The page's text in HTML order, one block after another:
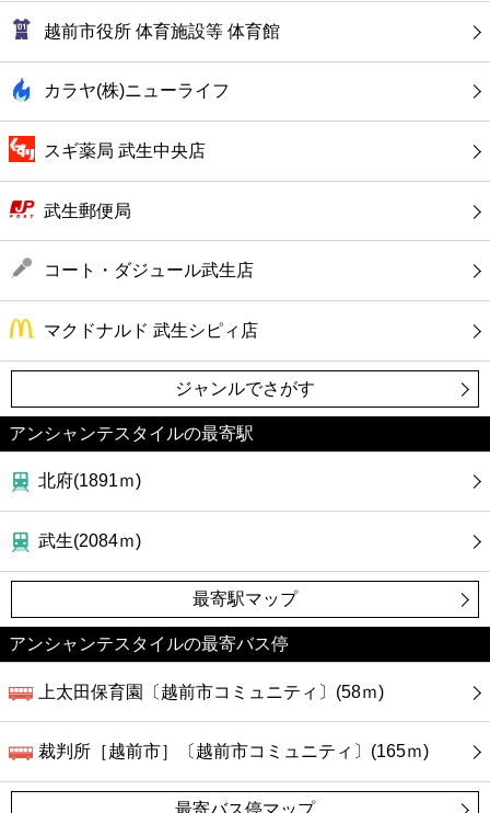
越前市役所 体育施設等 体育館
カラヤ(株)ニューライフ
スギ薬局 武生中央店
武生郵便局
コート・ダジュール武生店
マクドナルド 武生シピィ店
ジャンルでさがす
アンシャンテスタイルの最寄駅
北府(1891ｍ)
武生(2084ｍ)
最寄駅マップ
アンシャンテスタイルの最寄バス停
上太田保育園〔越前市コミュニティ〕(58ｍ)
裁判所［越前市］〔越前市コミュニティ〕(165ｍ)
最寄バス停マップ